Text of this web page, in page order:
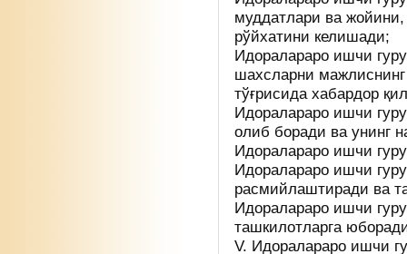
муддатлари ва
рўйхатини келишади;
Идоралараро ишчи
шахсларни мажлиснинг
тўғрисида хабардор
Идоралараро ишчи
олиб боради ва унинг
Идоралараро ишчи
Идоралараро ишчи
расмийлаштиради ва
Идоралараро ишчи
ташкилотларга
V. Идоралараро ишчи